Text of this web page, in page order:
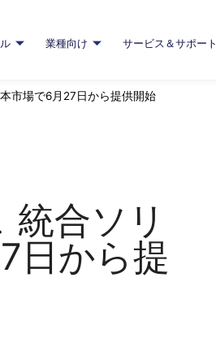
業種向け サービス＆サポー
市場で6月27日から提供開始
合ソリ
日から提